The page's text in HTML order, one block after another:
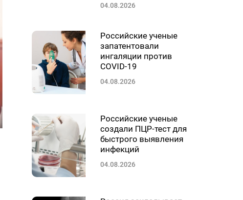
04.08.2026
Российские ученые
запатентовали
ингаляции против
COVID-19
04.08.2026
Российские ученые
создали ПЦР-тест для
быстрого выявления
инфекций
04.08.2026